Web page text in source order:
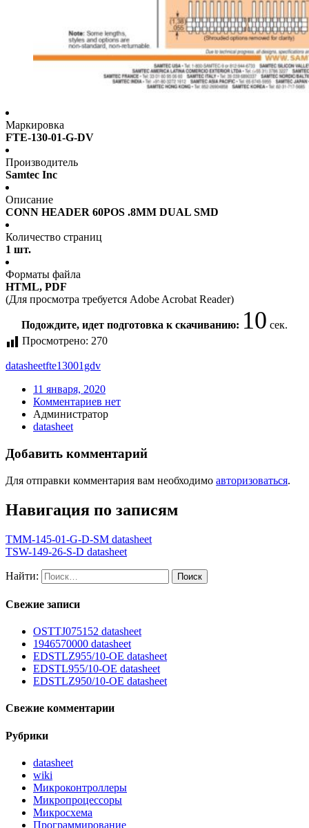
Маркировка
FTE-130-01-G-DV
Производитель
Samtec Inc
Описание
CONN HEADER 60POS .8MM DUAL SMD
Количество страниц
1 шт.
Форматы файла
HTML, PDF
(Для просмотра требуется Adobe Acrobat Reader)
Подождите, идет подготовка к скачиванию: 10 сек.
Просмотрено: 270
datasheetfte13001gdv
11 января, 2020
Комментариев нет
Администратор
datasheet
Добавить комментарий
Для отправки комментария вам необходимо авторизоваться.
Навигация по записям
TMM-145-01-G-D-SM datasheet
TSW-149-26-S-D datasheet
Найти:
Свежие записи
OSTTJ075152 datasheet
1946570000 datasheet
EDSTLZ955/10-OE datasheet
EDSTL955/10-OE datasheet
EDSTLZ950/10-OE datasheet
Свежие комментарии
Рубрики
datasheet
wiki
Микроконтроллеры
Микропроцессоры
Микросхема
Программирование